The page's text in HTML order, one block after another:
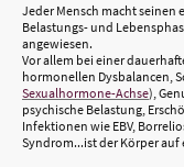
Jeder Mensch macht seinen
Belastungs- und
angewiesen.
Vor allem bei einer
hormonellen Dysbalancen,
Sexualhormone-Achse),
psychische Belastung,
Infektionen wie EBV,
Syndrom...ist der Körper